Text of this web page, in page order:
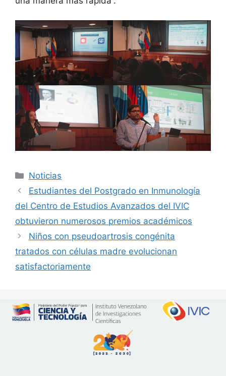
Noticias
Estudiantes del Postgrado en Inmunología
del Centro de Estudios Avanzados del IVIC
obtuvieron numerosos premios académicos
Niños con pseudoartrosis congénita
tratados con células madre evolucionan
satisfactoriamente